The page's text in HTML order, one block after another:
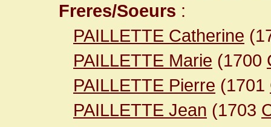
Freres/Soeurs :
PAILLETTE Catherine
PAILLETTE Marie (1700
PAILLETTE Pierre (1701
PAILLETTE Jean (1703